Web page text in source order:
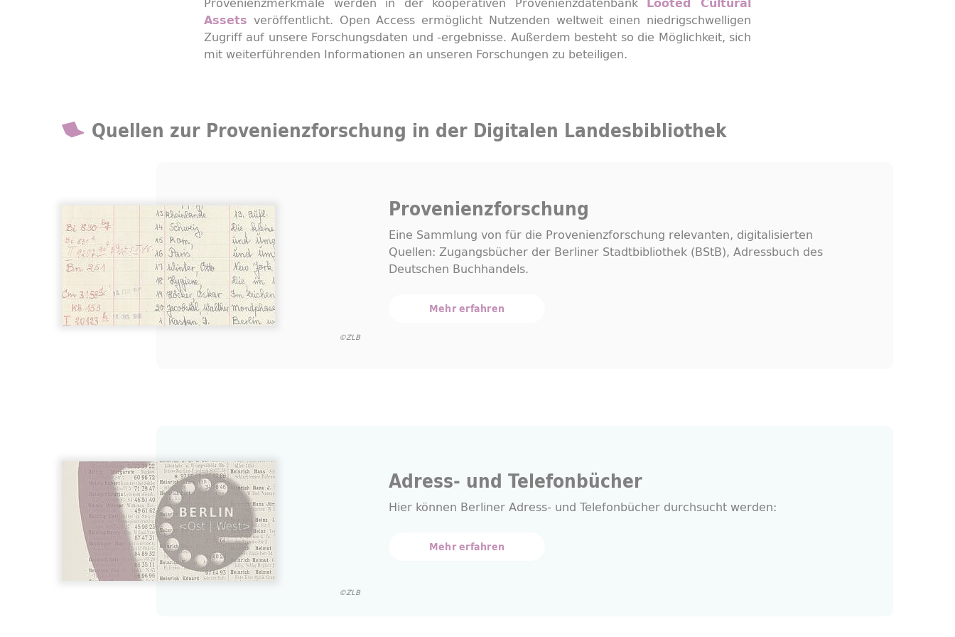
Assets veröffentlicht. Open Access ermöglicht Nutzenden weltweit einen niedrigschwelligen
Zugriff auf unsere Forschungsdaten und -ergebnisse. Außerdem besteht so die Möglichkeit, sich
mit weiterführenden Informationen an unseren Forschungen zu beteiligen.
Quellen zur Provenienzforschung in der Digitalen Landesbibliothek
©ZLB
Provenienzforschung
Eine Sammlung von für die Provenienzforschung relevanten, digitalisierten
Quellen: Zugangsbücher der Berliner Stadtbibliothek (BStB), Adressbuch des
Deutschen Buchhandels.
Mehr erfahren
©ZLB
Adress- und Telefonbücher
Hier können Berliner Adress- und Telefonbücher durchsucht werden:
Mehr erfahren